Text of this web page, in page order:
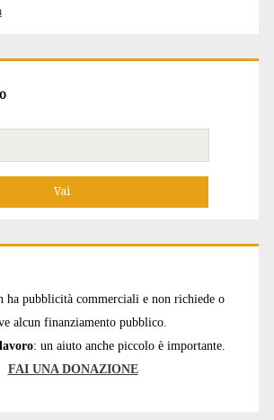
ha pubblicità commerciali e non richiede o
alcun finanziamento pubblico.
: un aiuto anche piccolo è importante.
FAI UNA DONAZIONE